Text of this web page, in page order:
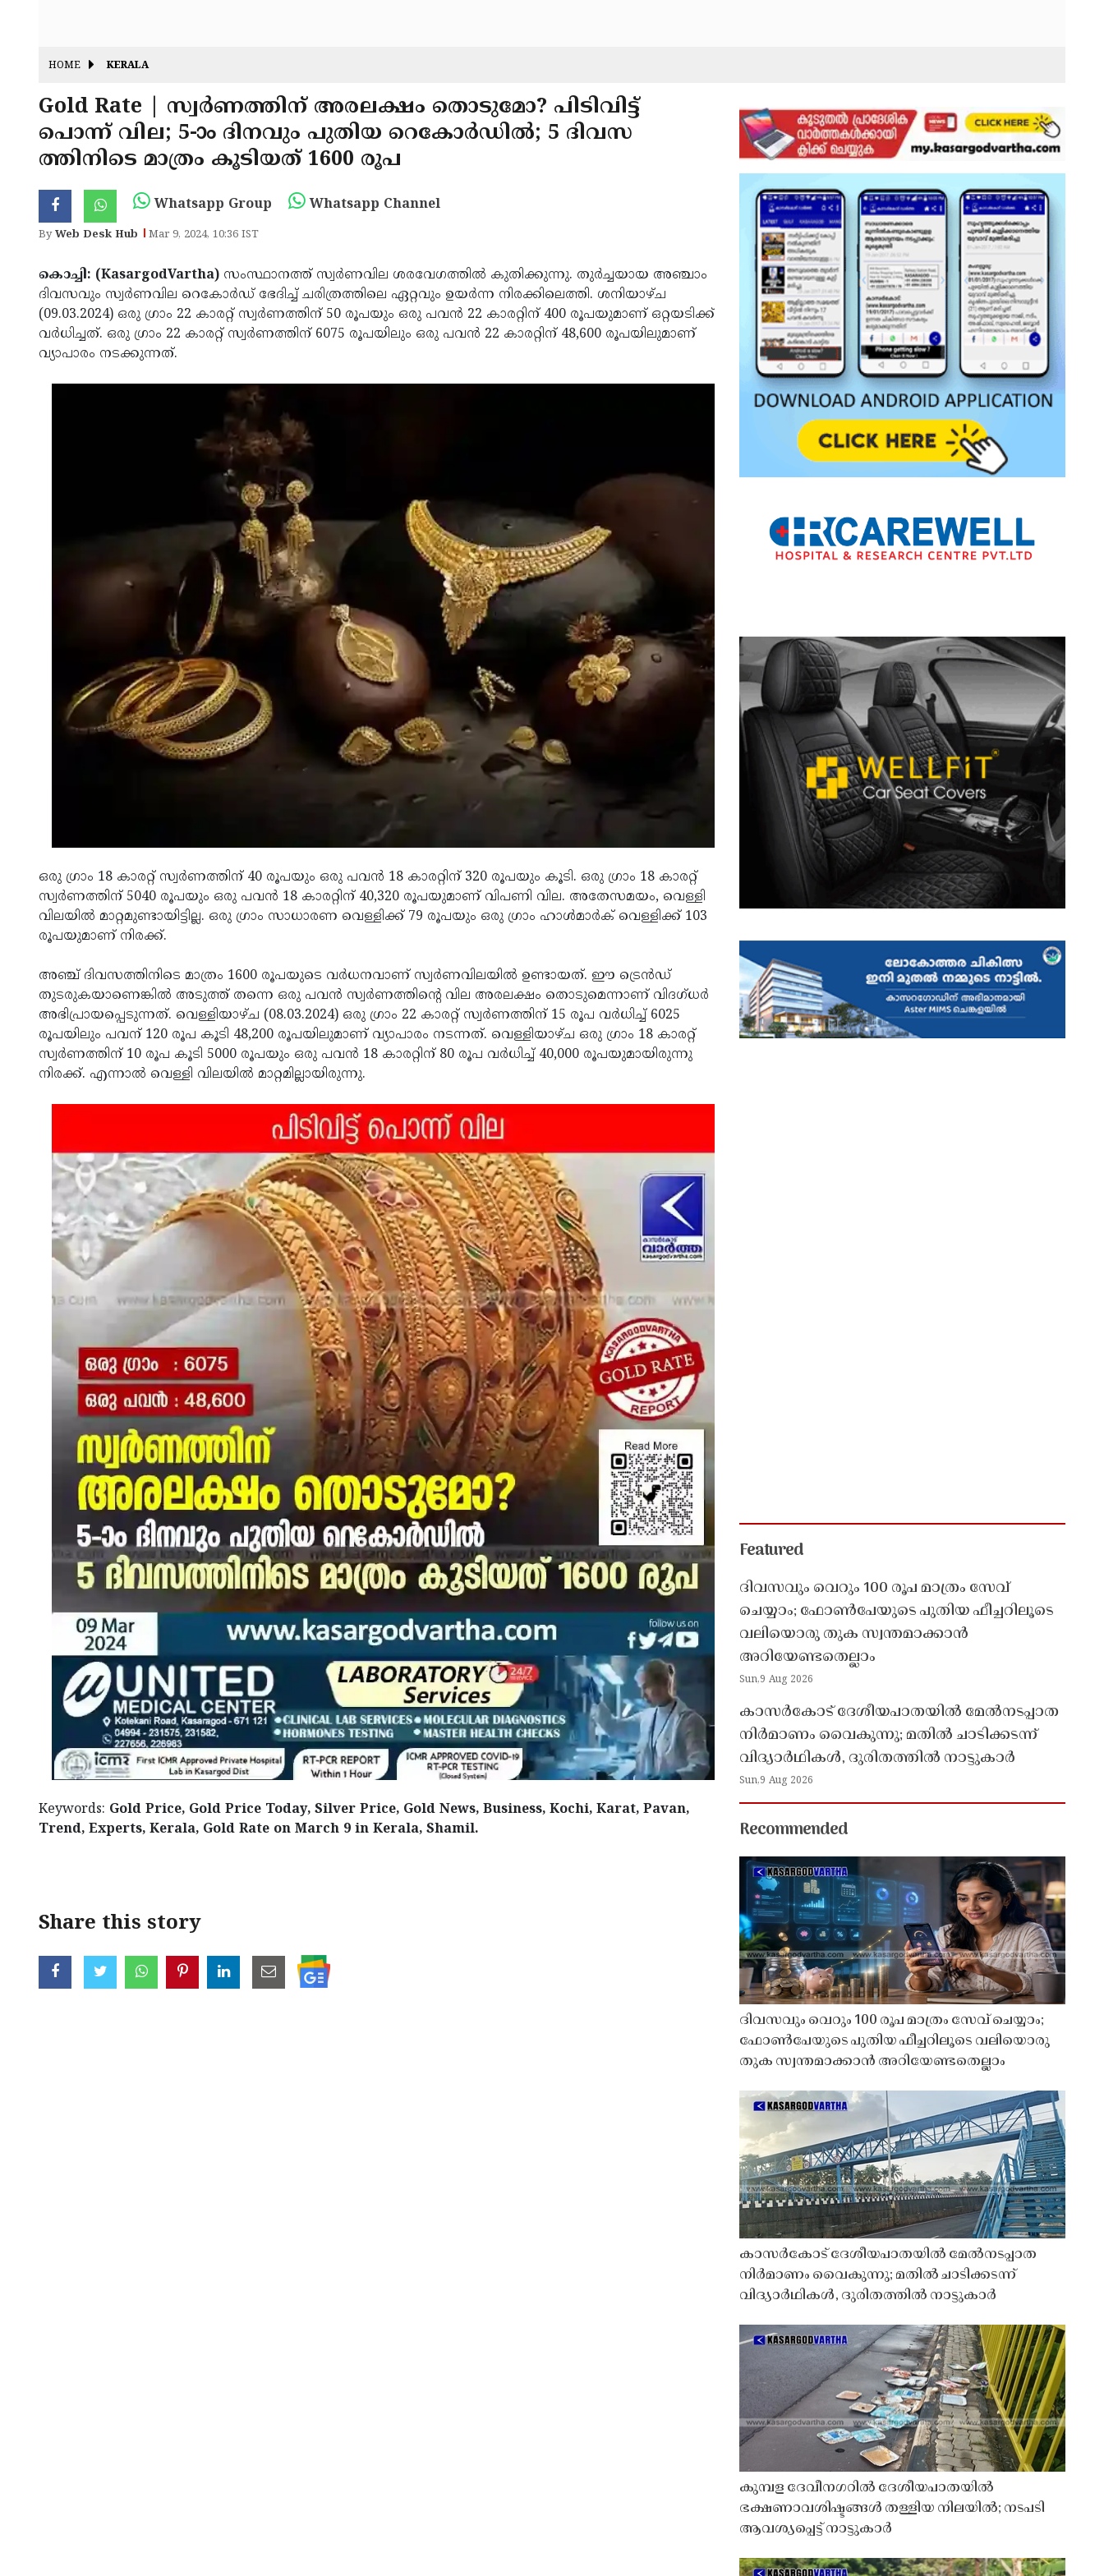
HOME KERALA
Gold Rate | സ്വര്‍ണത്തിന് അരലക്ഷം തൊടുമോ? പിടിവിട്ട്
പൊന്ന് വില; 5-ാം ദിനവും പുതിയ റെകോർഡിൽ; 5 ദിവസ
ത്തിനിടെ മാത്രം കൂടിയത് 1600 രൂപ
Whatsapp Group Whatsapp Channel
ByWeb Desk Hub Mar 9, 2024, 10:36 IST
കൊച്ചി: (KasargodVartha) സംസ്ഥാനത്ത് സ്വർണവില ശരവേഗത്തിൽ കുതിക്കുന്നു. തുർച്ചയായ അഞ്ചാം
ദിവസവും സ്വർണവില റെകോർഡ് ഭേദിച്ച് ചരിത്രത്തിലെ ഏറ്റവും ഉയർന്ന നിരക്കിലെത്തി. ശനിയാഴ്ച
(09.03.2024) ഒരു ഗ്രാം 22 കാരറ്റ് സ്വര്‍ണത്തിന് 50 രൂപയും ഒരു പവന്‍ 22 കാരറ്റിന് 400 രൂപയുമാണ് ഒറ്റയടിക്ക്
വർധിച്ചത്. ഒരു ഗ്രാം 22 കാരറ്റ് സ്വര്‍ണത്തിന് 6075 രൂപയിലും ഒരു പവന്‍ 22 കാരറ്റിന് 48,600 രൂപയിലുമാണ്
വ്യാപാരം നടക്കുന്നത്.
ഒരു ഗ്രാം 18 കാരറ്റ് സ്വര്‍ണത്തിന് 40 രൂപയും ഒരു പവന്‍ 18 കാരറ്റിന് 320 രൂപയും കൂടി. ഒരു ഗ്രാം 18 കാരറ്റ്
സ്വര്‍ണത്തിന് 5040 രൂപയും ഒരു പവന്‍ 18 കാരറ്റിന് 40,320 രൂപയുമാണ് വിപണി വില. അതേസമയം, വെള്ളി
വിലയില്‍ മാറ്റമുണ്ടായിട്ടില്ല. ഒരു ഗ്രാം സാധാരണ വെള്ളിക്ക് 79 രൂപയും ഒരു ഗ്രാം ഹാള്‍മാര്‍ക് വെള്ളിക്ക് 103
രൂപയുമാണ് നിരക്ക്.
അഞ്ച് ദിവസത്തിനിടെ മാത്രം 1600 രൂപയുടെ വര്‍ധനവാണ് സ്വർണവിലയിൽ ഉണ്ടായത്. ഈ ട്രെൻഡ്
തുടരുകയാണെങ്കിൽ അടുത്ത് തന്നെ ഒരു പവൻ സ്വര്‍ണത്തിന്റെ വില അരലക്ഷം തൊടുമെന്നാണ് വിദഗ്ധർ
അഭിപ്രായപ്പെടുന്നത്. വെള്ളിയാഴ്ച (08.03.2024) ഒരു ഗ്രാം 22 കാരറ്റ് സ്വര്‍ണത്തിന് 15 രൂപ വര്‍ധിച്ച് 6025
രൂപയിലും പവന് 120 രൂപ കൂടി 48,200 രൂപയിലുമാണ് വ്യാപാരം നടന്നത്. വെള്ളിയാഴ്ച ഒരു ഗ്രാം 18 കാരറ്റ്
സ്വര്‍ണത്തിന് 10 രൂപ കൂടി 5000 രൂപയും ഒരു പവന്‍ 18 കാരറ്റിന് 80 രൂപ വര്‍ധിച്ച് 40,000 രൂപയുമായിരുന്നു
നിരക്ക്. എന്നാൽ വെള്ളി വിലയില്‍ മാറ്റമില്ലായിരുന്നു.
Keywords: Gold Price, Gold Price Today, Silver Price, Gold News, Business, Kochi, Karat, Pavan,
Trend, Experts, Kerala, Gold Rate on March 9 in Kerala, Shamil.
Share this story
Featured
ദിവസവും വെറും 100 രൂപ മാത്രം സേവ്
ചെയ്യാം; ഫോൺപേയുടെ പുതിയ ഫീച്ചറിലൂടെ
വലിയൊരു തുക സ്വന്തമാക്കാൻ
അറിയേണ്ടതെല്ലാം
Sun,9 Aug 2026
കാസർകോട് ദേശീയപാതയിൽ മേൽനടപ്പാത
നിർമാണം വൈകുന്നു; മതിൽ ചാടിക്കടന്ന്
വിദ്യാർഥികൾ, ദുരിതത്തിൽ നാട്ടുകാർ
Sun,9 Aug 2026
Recommended
ദിവസവും വെറും 100 രൂപ മാത്രം സേവ് ചെയ്യാം;
ഫോൺപേയുടെ പുതിയ ഫീച്ചറിലൂടെ വലിയൊരു
തുക സ്വന്തമാക്കാൻ അറിയേണ്ടതെല്ലാം
കാസർകോട് ദേശീയപാതയിൽ മേൽനടപ്പാത
നിർമാണം വൈകുന്നു; മതിൽ ചാടിക്കടന്ന്
വിദ്യാർഥികൾ, ദുരിതത്തിൽ നാട്ടുകാർ
കുമ്പള ദേവീനഗറിൽ ദേശീയപാതയിൽ
ഭക്ഷണാവശിഷ്ടങ്ങൾ തള്ളിയ നിലയിൽ; നടപടി
ആവശ്യപ്പെട്ട് നാട്ടുകാർ